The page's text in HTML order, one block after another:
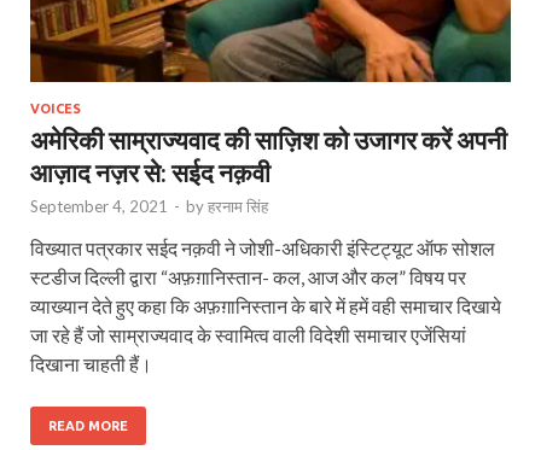
VOICES
अमेरिकी साम्राज्यवाद की साज़िश को उजागर करें अपनी
आज़ाद नज़र से: सईद नक़वी
September 4, 2021 - byहरनाम सिंह
विख्यात पत्रकार सईद नक़वी ने जोशी-अधिकारी इंस्टिट्यूट ऑफ सोशल
स्टडीज दिल्ली द्वारा “अफ़ग़ानिस्तान- कल, आज और कल” विषय पर
व्याख्यान देते हुए कहा कि अफ़ग़ानिस्तान के बारे में हमें वही समाचार दिखाये
जा रहे हैं जो साम्राज्यवाद के स्वामित्व वाली विदेशी समाचार एजेंसियां
दिखाना चाहती हैं।
READ MORE